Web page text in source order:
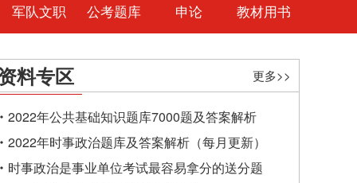
军队文职 公考题库 申论 教材用书
料专区 更多>>
2022年公共基础知识题库7000题及答案解析
2022年时事政治题库及答案解析（每月更新）
时事政治是事业单位考试最容易拿分的送分题